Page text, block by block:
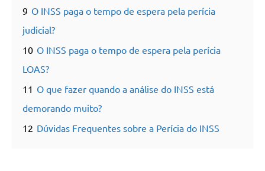
9 O INSS paga o tempo de espera pela perícia
judicial?
10 O INSS paga o tempo de espera pela perícia
LOAS?
11 O que fazer quando a análise do INSS está
demorando muito?
12 Dúvidas Frequentes sobre a Perícia do INSS